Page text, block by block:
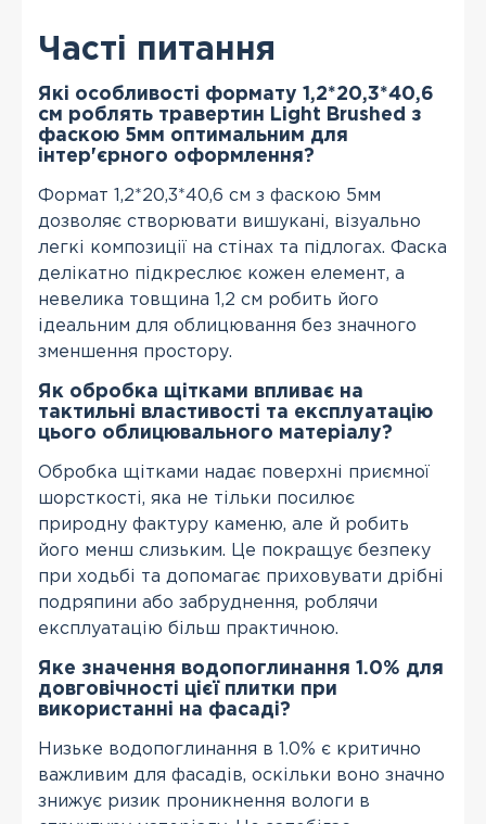
Часті питання
Які особливості формату 1,2*20,3*40,6
см роблять травертин Light Brushed з
фаскою 5мм оптимальним для
інтер'єрного оформлення?
Формат 1,2*20,3*40,6 см з фаскою 5мм
дозволяє створювати вишукані, візуально
легкі композиції на стінах та підлогах. Фаска
делікатно підкреслює кожен елемент, а
невелика товщина 1,2 см робить його
ідеальним для облицювання без значного
зменшення простору.
Як обробка щітками впливає на
тактильні властивості та експлуатацію
цього облицювального матеріалу?
Обробка щітками надає поверхні приємної
шорсткості, яка не тільки посилює
природну фактуру каменю, але й робить
його менш слизьким. Це покращує безпеку
при ходьбі та допомагає приховувати дрібні
подряпини або забруднення, роблячи
експлуатацію більш практичною.
Яке значення водопоглинання 1.0% для
довговічності цієї плитки при
використанні на фасаді?
Низьке водопоглинання в 1.0% є критично
важливим для фасадів, оскільки воно значно
знижує ризик проникнення вологи в